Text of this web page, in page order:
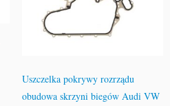
Uszczelka pokrywy rozrządu
obudowa skrzyni biegów Audi VW